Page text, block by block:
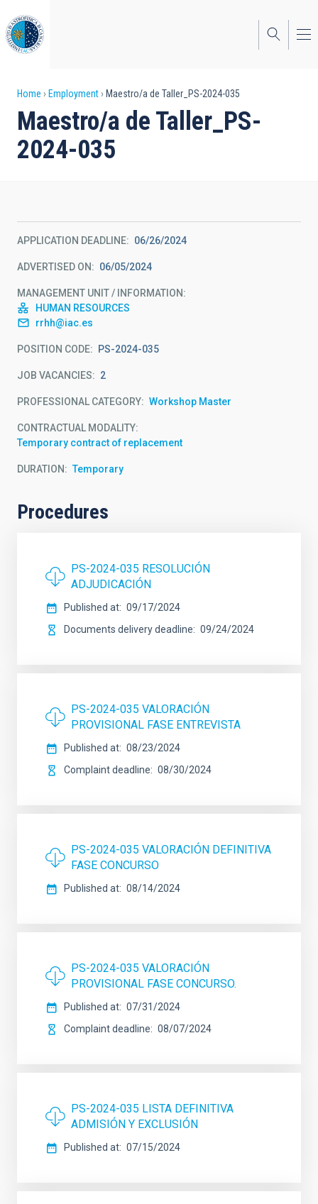
to
main
content
Breadcrumb
Home Employment Maestro/a de Taller_PS-2024-035
Maestro/a de Taller_PS-
2024-035
APPLICATION DEADLINE 06/26/2024
ADVERTISED ON 06/05/2024
MANAGEMENT UNIT / INFORMATION
HUMAN RESOURCES
rrhh@iac.es
POSITION CODE PS-2024-035
JOB VACANCIES 2
PROFESSIONAL CATEGORY Workshop Master
CONTRACTUAL MODALITY
Temporary contract of replacement
DURATION Temporary
Procedures
PS-2024-035 RESOLUCIÓN
ADJUDICACIÓN
Published at
09/17/2024
Documents delivery deadline
09/24/2024
PS-2024-035 VALORACIÓN
PROVISIONAL FASE ENTREVISTA
Published at
08/23/2024
Complaint deadline
08/30/2024
PS-2024-035 VALORACIÓN DEFINITIVA
FASE CONCURSO
Published at 08/14/2024
PS-2024-035 VALORACIÓN
PROVISIONAL FASE CONCURSO.
Published at
07/31/2024
Complaint deadline
08/07/2024
PS-2024-035 LISTA DEFINITIVA
ADMISIÓN Y EXCLUSIÓN
Published at 07/15/2024